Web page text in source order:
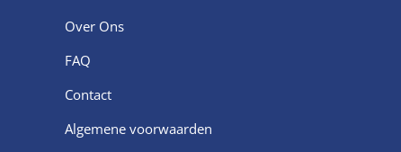
Over Ons
FAQ
Contact
Algemene voorwaarden